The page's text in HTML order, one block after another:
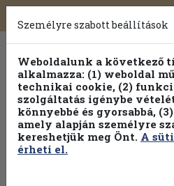
Toggle
navigation
Válogasson több mint
Hobbi témakörökben
Személyre szabott beállítások
Weboldalunk a következő
alkalmazza: (1) weboldal
technikai cookie, (2)
szolgáltatás igénybe
könnyebbé és gyorsabbá,
amely alapján személyre
kereshetjük meg Önt. A
érheti el.